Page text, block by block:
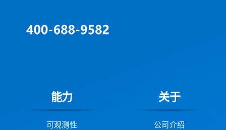
能力
可观测性
关于
公司介绍